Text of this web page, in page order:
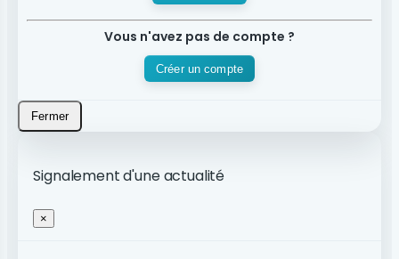
Vous n'avez pas de compte ?
Créer un compte
Fermer
Signalement d'une actualité
×